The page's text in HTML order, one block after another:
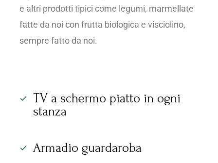
e altri prodotti tipici come legumi, marmellate
fatte da noi con frutta biologica e visciolino,
sempre fatto da noi.
TV a schermo piatto in ogni
stanza
Armadio guardaroba